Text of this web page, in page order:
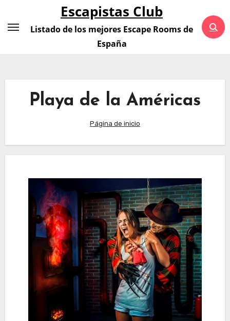
contenido
Escapistas Club
Listado de los mejores Escape Rooms de
España
Playa de la Américas
Página de inicio